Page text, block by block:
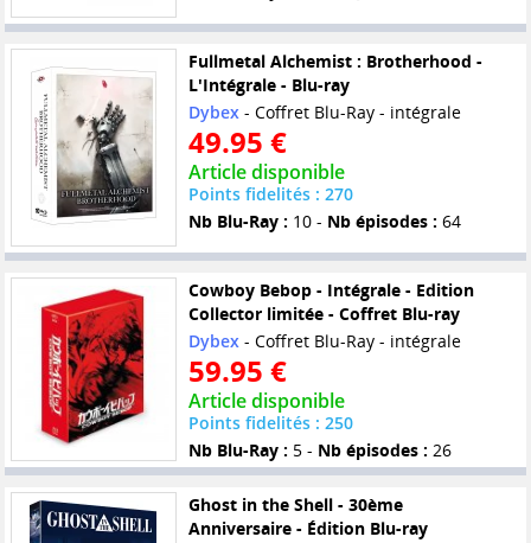
Fullmetal Alchemist : Brotherhood -
L'Intégrale - Blu-ray
Dybex- Coffret Blu-Ray - intégrale
49.95 €
Article disponible
Points fidelités : 270
Nb Blu-Ray : 10 - Nb épisodes : 64
Cowboy Bebop - Intégrale - Edition
Collector limitée - Coffret Blu-ray
Dybex- Coffret Blu-Ray - intégrale
59.95 €
Article disponible
Points fidelités : 250
Nb Blu-Ray : 5 - Nb épisodes : 26
Ghost in the Shell - 30ème
Anniversaire - Édition Blu-ray